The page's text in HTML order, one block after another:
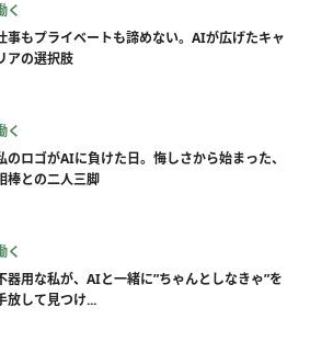
く
事もプライベートも諦めない。AIが広げたキャ
アの選択肢
く
のロゴがAIに負けた日。悔しさから始まった、
棒との二人三脚
く
器用な私が、AIと一緒に”ちゃんとしなきゃ”を
放して見つけ...